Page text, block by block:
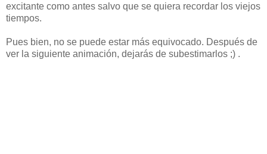
excitante como antes salvo que se quiera recordar los viejos
tiempos.
Pues bien, no se puede estar más equivocado. Después de
ver la siguiente animación, dejarás de subestimarlos ;) .